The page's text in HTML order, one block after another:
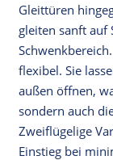
Gleittüren
gleiten sanft auf
flexibel. Sie
außen öffnen,
sondern auch
Zweiflügelige
Einstieg bei